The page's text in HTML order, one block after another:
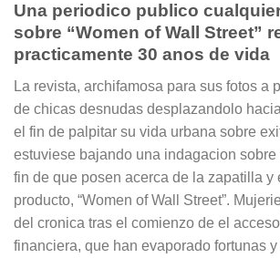
Una periodico publico
sobre “Women of Wall Street”
practicamente 30 anos de vida
La revista, archifamosa para sus fotos a
de chicas desnudas desplazandolo
el fin de palpitar su vida urbana sobre
estuviese bajando una indagacion sobre
fin de que posen acerca de la zapatilla y
producto, “Women of Wall Street”.
del cronica tras el comienzo de el
financiera, que han evaporado fortunas